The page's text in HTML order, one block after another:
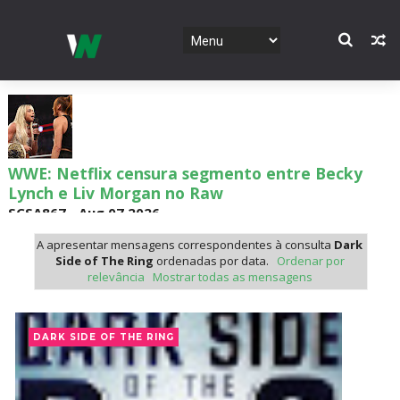
WWE: Netflix censura segmento entre Becky
Lynch e Liv Morgan no Raw
SCSA867- Aug 07 2026
Estreia no Main Roster à vista? WWE regista
marca "Vice City" para Lola Vice
SCSA867-Aug 07 2026
A apresentar mensagens correspondentes à consulta Dark
Side of The Ring ordenadas por data.
Ordenar por
relevância
Mostrar todas as mensagens
DARK SIDE OF THE RING